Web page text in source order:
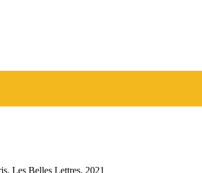
Les Belles Lettres, 2021